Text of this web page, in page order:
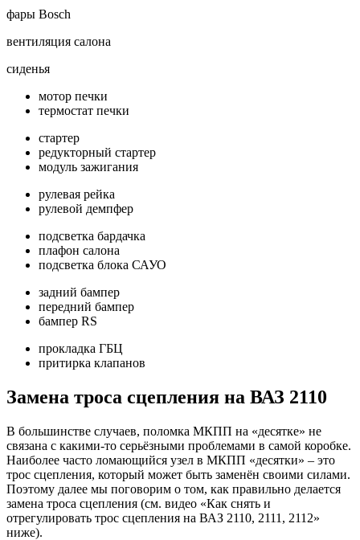
фары Bosch
вентиляция салона
сиденья
мотор печки
термостат печки
стартер
редукторный стартер
модуль зажигания
рулевая рейка
рулевой демпфер
подсветка бардачка
плафон салона
подсветка блока САУО
задний бампер
передний бампер
бампер RS
прокладка ГБЦ
притирка клапанов
Замена троса сцепления на ВАЗ 2110
В большинстве случаев, поломка МКПП на «десятке» не
связана с какими-то серьёзными проблемами в самой коробке.
Наиболее часто ломающийся узел в МКПП «десятки» – это
трос сцепления, который может быть заменён своими силами.
Поэтому далее мы поговорим о том, как правильно делается
замена троса сцепления (см. видео «Как снять и
отрегулировать трос сцепления на ВАЗ 2110, 2111, 2112»
ниже).